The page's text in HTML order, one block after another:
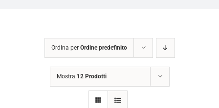
Ordina per Ordine predefinito
Mostra 12 Prodotti